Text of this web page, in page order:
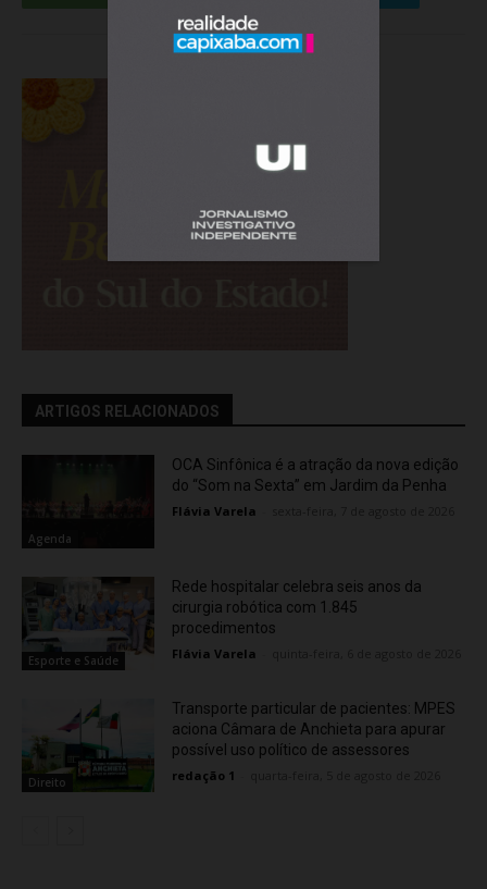
ARTIGOS RELACIONADOS
Agenda
OCA Sinfônica é a atração da nova edição
do “Som na Sexta” em Jardim da Penha
Flávia Varela
Esporte e Saúde
Rede hospitalar celebra seis anos da
cirurgia robótica com 1.845
procedimentos
Flávia Varela
Direito
Transporte particular de pacientes: MPES
aciona Câmara de Anchieta para apurar
possível uso político de assessores
redação 1